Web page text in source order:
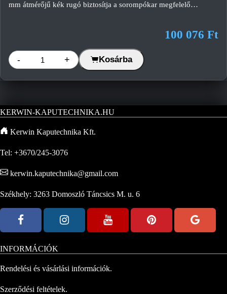
mm átmérőjű kék rugó biztosítja a sorompókar megfelelő
100 076 Ft
- + Kosárba
KERWIN-KAPUTECHNIKA.HU
Kerwin Kaputechnika Kft.
Tel: +3670/245-3076
kerwin.kaputechnika@gmail.com
Székhely: 3263 Domoszló Táncsics M. u. 6
INFORMÁCIÓK
Rendelési és vásárlási információk.
Szerződési feltételek.